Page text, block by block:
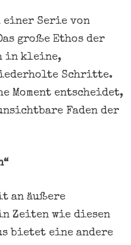
einer Serie von
große Ethos der
in kleine,
Schritte.
Moment entscheidet,
Faden der
an äußere
Zeiten wie diesen
bietet eine andere